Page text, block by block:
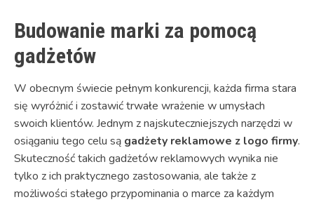
Budowanie marki za pomocą
gadżetów
W obecnym świecie pełnym konkurencji, każda firma stara
się wyróżnić i zostawić trwałe wrażenie w umysłach
swoich klientów. Jednym z najskuteczniejszych narzędzi w
osiąganiu tego celu są gadżety reklamowe z logo firmy.
Skuteczność takich gadżetów reklamowych wynika nie
tylko z ich praktycznego zastosowania, ale także z
możliwości stałego przypominania o marce za każdym